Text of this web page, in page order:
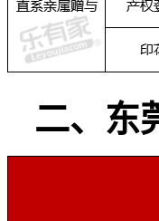
二、东